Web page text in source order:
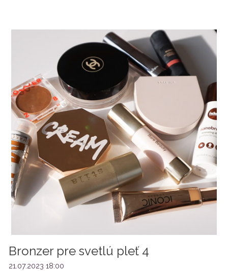
Bronzer pre svetlú pleť 4
21.07.2023 18:00